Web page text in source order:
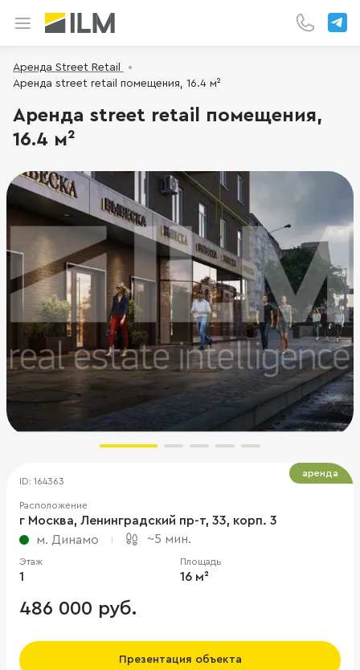
Аренда Street Retail
Аренда street retail помещения, 16.4 м²
Аренда street retail помещения,
16.4 м²
ID: 164363
Расположение
г Москва, Ленинградский пр-т, 33, корп. 3
м. Динамо
~5 мин.
Этаж
1
Площадь
16 м²
486 000 руб.
Презентация объекта
аренда